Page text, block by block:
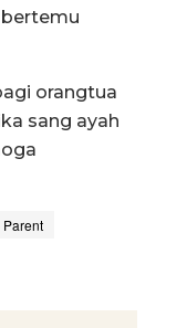
orangtua
sang ayah